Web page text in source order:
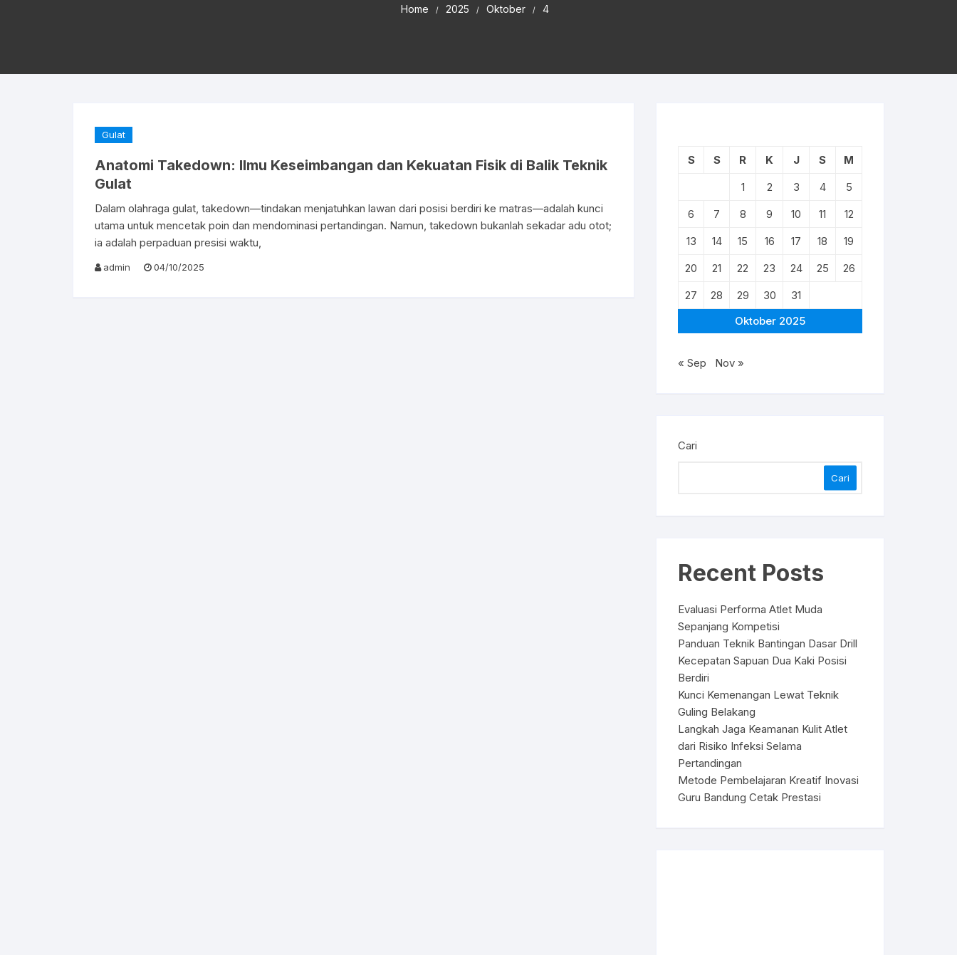
Home 2025 Oktober 4
Gulat
Anatomi Takedown: Ilmu Keseimbangan dan Kekuatan Fisik di Balik Teknik
Gulat
Dalam olahraga gulat, takedown—tindakan menjatuhkan lawan dari posisi berdiri ke matras—adalah kunci
utama untuk mencetak poin dan mendominasi pertandingan. Namun, takedown bukanlah sekadar adu otot;
ia adalah perpaduan presisi waktu,
admin 04/10/2025
Oktober 2025
S S R K J S
M
1
2 3 4
5
6
7 8 9 10 11
12
13
14 15 16 17 18
19
20
21 22 23 24 25
26
27
28 29 30 31
« Sep Nov »
Cari
Cari
Recent Posts
Evaluasi Performa Atlet Muda
Sepanjang Kompetisi
Panduan Teknik Bantingan Dasar Drill
Kecepatan Sapuan Dua Kaki Posisi
Berdiri
Kunci Kemenangan Lewat Teknik
Guling Belakang
Langkah Jaga Keamanan Kulit Atlet
dari Risiko Infeksi Selama
Pertandingan
Metode Pembelajaran Kreatif Inovasi
Guru Bandung Cetak Prestasi